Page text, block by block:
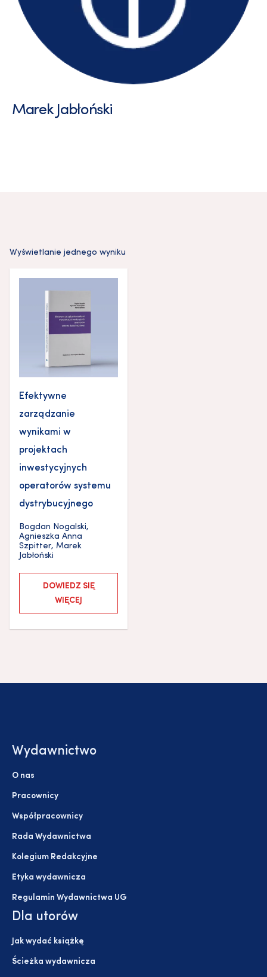
Marek Jabłoński
Wyświetlanie jednego wyniku
Efektywne
zarządzanie
wynikami w
projektach
inwestycyjnych
operatorów systemu
dystrybucyjnego
Bogdan Nogalski,
Agnieszka Anna
Szpitter, Marek
Jabłoński
DOWIEDZ SIĘ
WIĘCEJ
Wydawnictwo
O nas
Pracownicy
Współpracownicy
Rada Wydawnictwa
Kolegium Redakcyjne
Etyka wydawnicza
Regulamin Wydawnictwa UG
Dla utorów
Jak wydać książkę
Ścieżka wydawnicza